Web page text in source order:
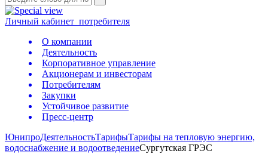
Личный кабинет потребителя
О компании
Деятельность
Корпоративное управление
Акционерам и инвесторам
Потребителям
Закупки
Устойчивое развитие
Пресс-центр
ЮнипроДеятельностьТарифыТарифы на тепловую энергию,
водоснабжение и водоотведениеСургутская ГРЭС